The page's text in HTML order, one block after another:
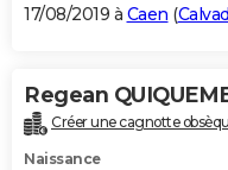
17/08/2019 à Caen (
Regean
Créer une cagnotte
Naissance